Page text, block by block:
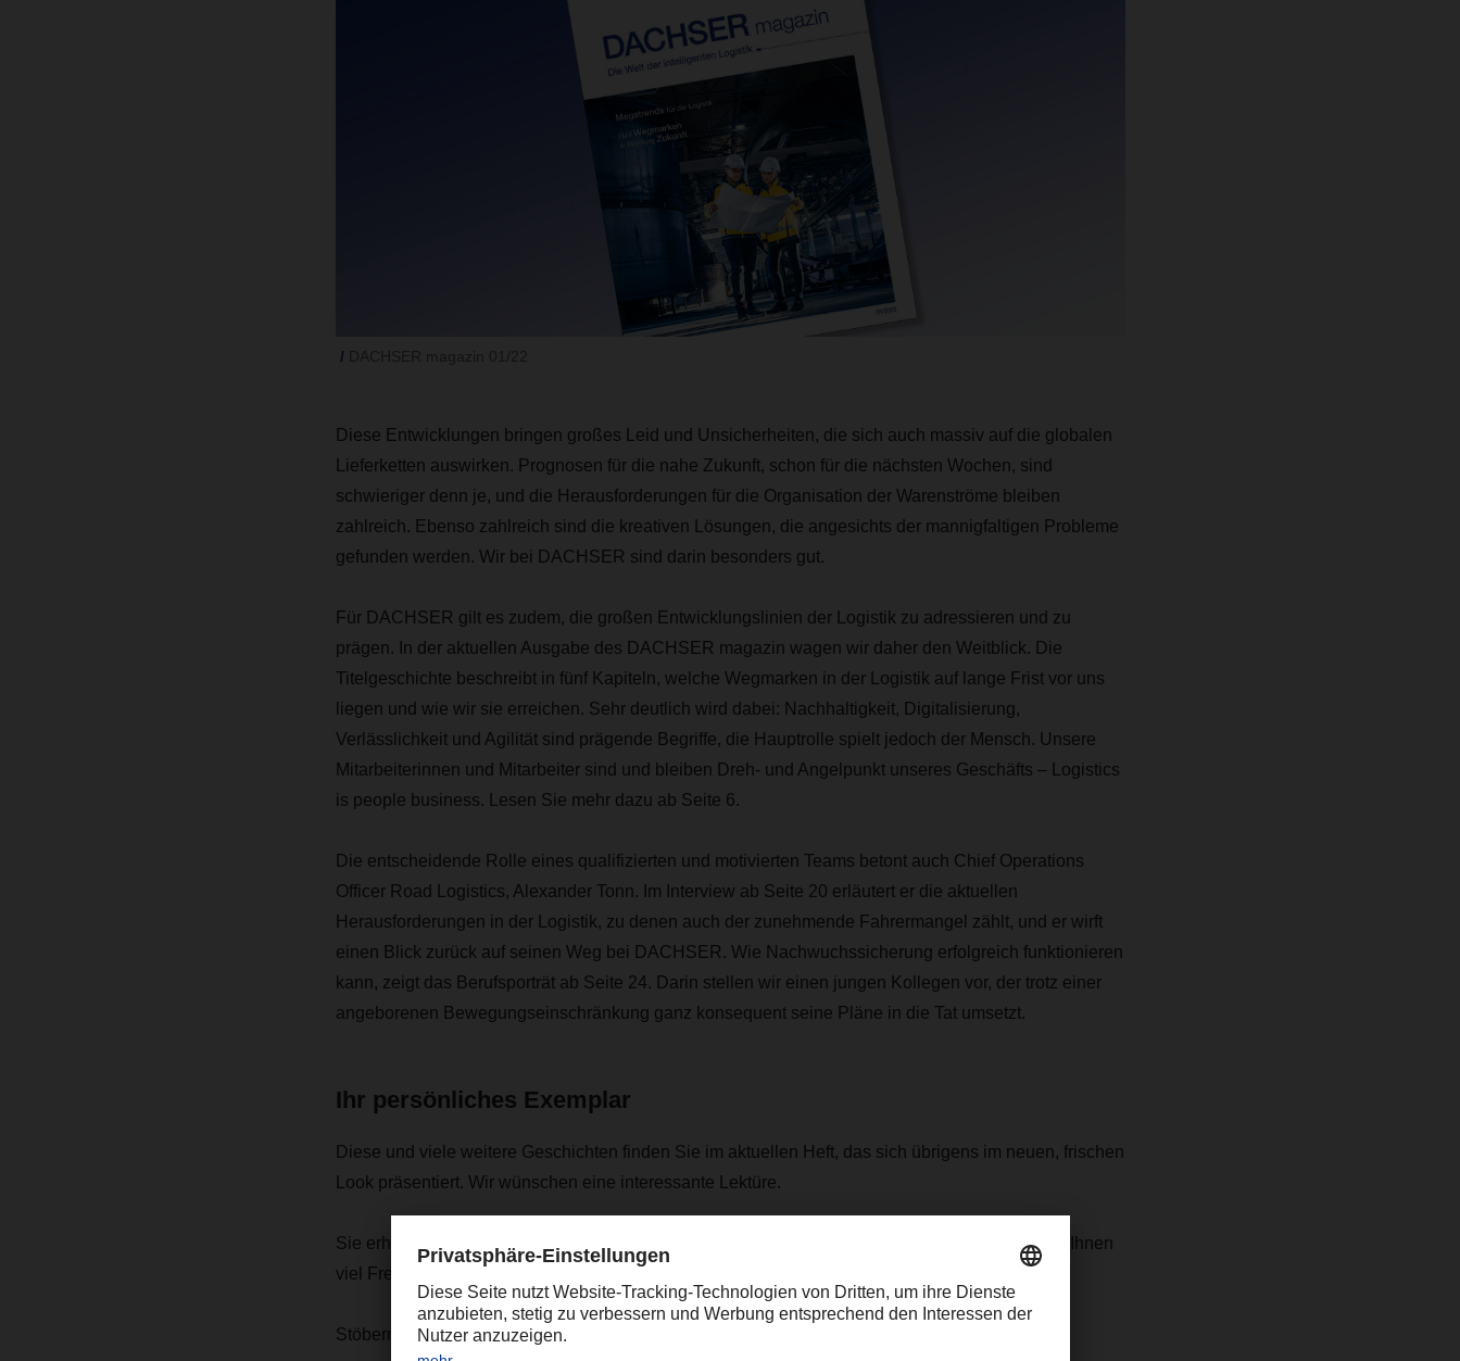
Diese Entwicklungen bringen großes Leid und Unsicherheiten, die sich auch massiv auf die globalen
Lieferketten auswirken. Prognosen für die nahe Zukunft, schon für die nächsten Wochen, sind
schwieriger denn je, und die Herausforderungen für die Organisation der Warenströme bleiben
zahlreich. Ebenso zahlreich sind die kreativen Lösungen, die angesichts der mannigfaltigen Probleme
gefunden werden. Wir bei DACHSER sind darin besonders gut.
Für DACHSER gilt es zudem, die großen Entwicklungslinien der Logistik zu adressieren und zu
prägen. In der aktuellen Ausgabe des DACHSER magazin wagen wir daher den Weitblick. Die
Titelgeschichte beschreibt in fünf Kapiteln, welche Wegmarken in der Logistik auf lange Frist vor uns
liegen und wie wir sie erreichen. Sehr deutlich wird dabei: Nachhaltigkeit, Digitalisierung,
Verlässlichkeit und Agilität sind prägende Begriffe, die Hauptrolle spielt jedoch der Mensch. Unsere
Mitarbeiterinnen und Mitarbeiter sind und bleiben Dreh- und Angelpunkt unseres Geschäfts – Logistics
is people business. Lesen Sie mehr dazu ab Seite 6.
Die entscheidende Rolle eines qualifizierten und motivierten Teams betont auch Chief Operations
Officer Road Logistics, Alexander Tonn. Im Interview ab Seite 20 erläutert er die aktuellen
Herausforderungen in der Logistik, zu denen auch der zunehmende Fahrermangel zählt, und er wirft
einen Blick zurück auf seinen Weg bei DACHSER. Wie Nachwuchssicherung erfolgreich funktionieren
kann, zeigt das Berufsporträt ab Seite 24. Darin stellen wir einen jungen Kollegen vor, der trotz einer
angeborenen Bewegungseinschränkung ganz konsequent seine Pläne in die Tat umsetzt.
Ihr persönliches Exemplar
Diese und viele weitere Geschichten finden Sie im aktuellen Heft, das sich übrigens im neuen, frischen
Look präsentiert. Wir wünschen eine interessante Lektüre.
Sie erhalten Ihr persönliches Exemplar in Ihrer Niederlassung oder hier als PDF. Wir wünschen Ihnen
viel Freude bei der Lektüre der neuen Ausgabe.
Stöbern Sie auch gerne in unseren